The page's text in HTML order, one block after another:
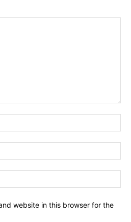
website in this browser for the